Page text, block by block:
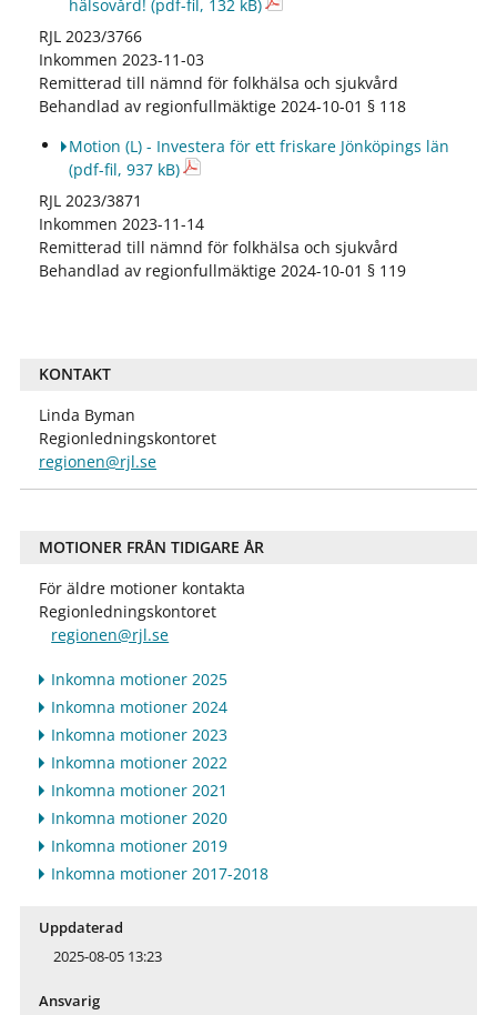
hälsovård! (pdf-fil, 132 kB)
RJL 2023/3766
Inkommen 2023-11-03
Remitterad till nämnd för folkhälsa och sjukvård
Behandlad av regionfullmäktige 2024-10-01 § 118
Motion (L) - Investera för ett friskare Jönköpings län
(pdf-fil, 937 kB)
RJL 2023/3871
Inkommen 2023-11-14
Remitterad till nämnd för folkhälsa och sjukvård
Behandlad av regionfullmäktige 2024-10-01 § 119
KONTAKT
Linda Byman
Regionledningskontoret
regionen@rjl.se
MOTIONER FRÅN TIDIGARE ÅR
För äldre motioner kontakta
Regionledningskontoret
regionen@rjl.se
Inkomna motioner 2025
Inkomna motioner 2024
Inkomna motioner 2023
Inkomna motioner 2022
Inkomna motioner 2021
Inkomna motioner 2020
Inkomna motioner 2019
Inkomna motioner 2017-2018
Uppdaterad
2025-08-05 13:23
Ansvarig